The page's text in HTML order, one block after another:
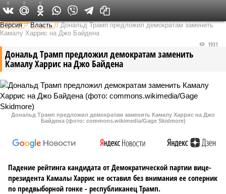
Федеральный выпуск
Версия //Власть //Дональд Трамп предложил демократам заменить
Камалу Харрис на Джо Байдена
Дональд Трамп предложил демократам заменить
Камалу Харрис на Джо Байдена
1931
Дональд Трамп предложил демократам заменить Камалу Харрис на Джо
Байдена (фото: commons.wikimedia/Gage Skidmore)
Падение рейтинга кандидата от Демократической партии вице-
президента Камалы Харрис не оставил без внимания ее соперник
по предвыборной гонке - республиканец Трамп.
0 0 0